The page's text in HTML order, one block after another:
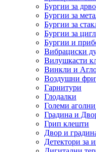
Бургии за дрво
Бургии за
Бургии за
Бургии за
Бургии и
Вибрациски
Вилушкасти
Винкли и
Воздушни
Гарнитури
Глодалки
Големи
Градина и
Грип клешти
Двор и
Детектори за